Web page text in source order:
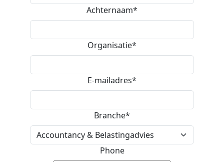
Achternaam*
Organisatie*
E-mailadres*
Branche*
Phone